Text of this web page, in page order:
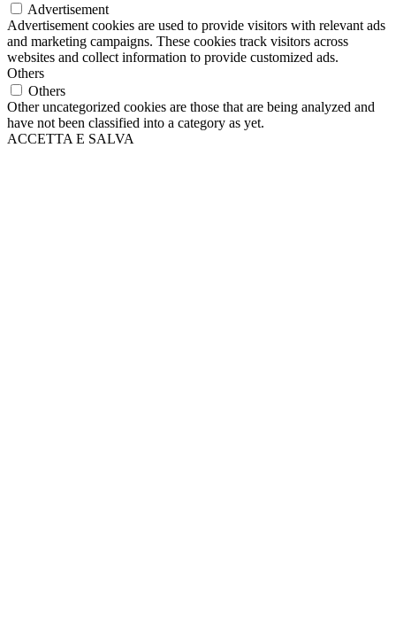
Advertisement
Advertisement cookies are used to provide visitors with relevant ads
and marketing campaigns. These cookies track visitors across
websites and collect information to provide customized ads.
Others
Others
Other uncategorized cookies are those that are being analyzed and
have not been classified into a category as yet.
ACCETTA E SALVA